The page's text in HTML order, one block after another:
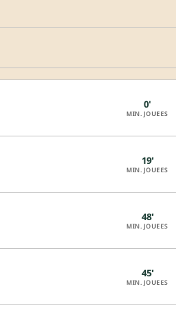
0'
MIN. JOUEES
19'
MIN. JOUEES
48'
MIN. JOUEES
45'
MIN. JOUEES